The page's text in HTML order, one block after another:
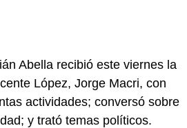
Abella recibió este viernes la
López, Jorge Macri, con
actividades; conversó sobre
y trató temas políticos.